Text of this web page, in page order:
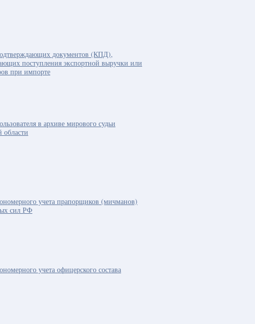
документов (КПД),
поступления экспортной выручки или
при импорте
в архиве мирового судьи
области
учета прапорщиков (мичманов)
сил РФ
учета офицерского состава